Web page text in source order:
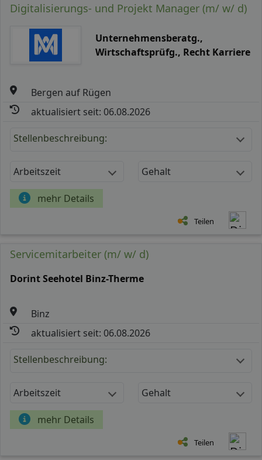
Digitalisierungs- und Projekt Manager (m/ w/ d)
Unternehmensberatg.,
Wirtschaftsprüfg., Recht Karriere
Bergen auf Rügen
aktualisiert seit: 06.08.2026
Stellenbeschreibung:
Arbeitszeit Gehalt
mehr Details
Teilen
Servicemitarbeiter (m/ w/ d)
Dorint Seehotel Binz-Therme
Binz
aktualisiert seit: 06.08.2026
Stellenbeschreibung:
Arbeitszeit Gehalt
mehr Details
Teilen